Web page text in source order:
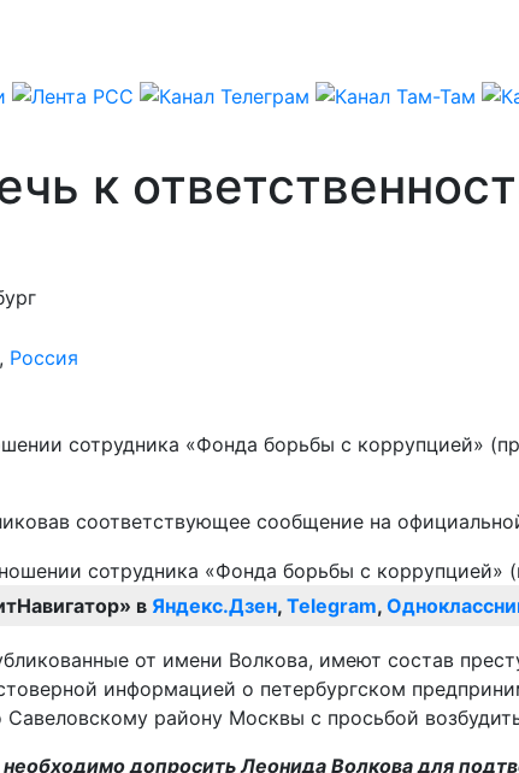
к
, Россия
сотрудника «Фонда борьбы с коррупцией»
соответствующее сообщение на
в Яндекс.Дзен, Telegram,
от имени Волкова, имеют состав
информацией о петербургском
району Москвы с просьбой
допросить Леонида Волкова для